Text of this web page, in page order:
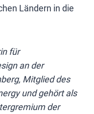
Ländern in die
für
an der
Mitglied des
und gehört als
der